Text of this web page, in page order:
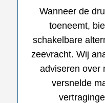
Wanneer de
toeneemt,
schakelbare
zeevracht. Wij
adviseren over
versnelde